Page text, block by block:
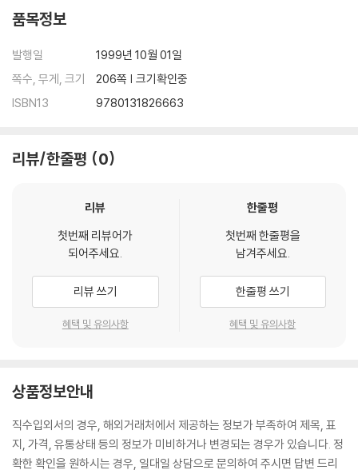
품목정보
발행일
1999년 10월 01일
쪽수, 무게, 크기
206쪽 | 크기확인중
ISBN13
9780131826663
리뷰/한줄평 0
리뷰
첫번째 리뷰어가
되어주세요.
리뷰 쓰기
혜택 및 유의사항
한줄평
첫번째 한줄평을
남겨주세요.
한줄평 쓰기
혜택 및 유의사항
상품정보안내
직수입외서의 경우, 해외거래처에서 제공하는 정보가 부족하여 제목, 표
지, 가격, 유통상태 등의 정보가 미비하거나 변경되는 경우가 있습니다. 정
확한 확인을 원하시는 경우, 일대일 상담으로 문의하여 주시면 답변 드리